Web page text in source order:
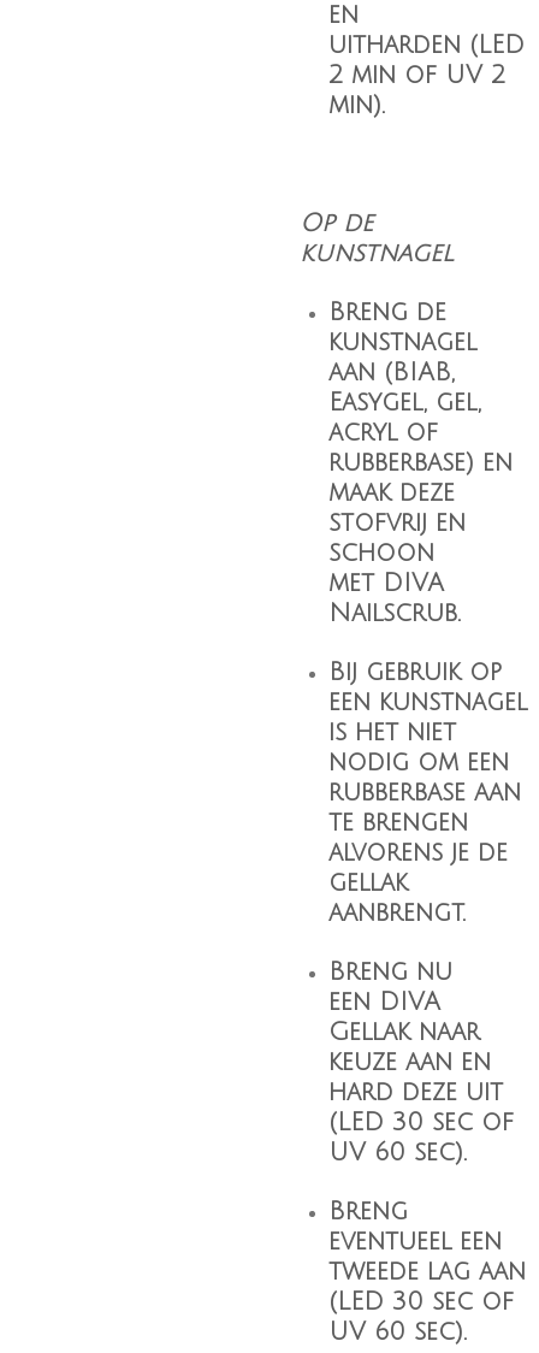
en
uitharden (LED
2 min of UV 2
min).
Op de
kunstnagel
Breng de
kunstnagel
aan (BIAB,
Easygel, gel,
acryl of
rubberbase) en
maak deze
stofvrij en
schoon
met DIVA
Nailscrub.
Bij gebruik op
een kunstnagel
is het niet
nodig om een
rubberbase aan
te brengen
alvorens je de
gellak
aanbrengt.
Breng nu
een DIVA
Gellaknaar
keuze aan en
hard deze uit
(LED 30 sec of
UV 60 sec).
Breng
eventueel een
tweede lag aan
(LED 30 sec of
UV 60 sec).